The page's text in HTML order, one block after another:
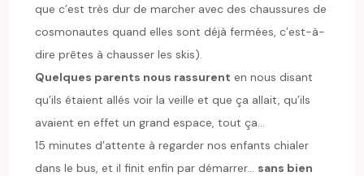
que c’est très dur de marcher avec des chaussures de
cosmonautes quand elles sont déjà fermées, c’est-à-
dire prêtes à chausser les skis).
Quelques parents nous rassurent en nous disant
qu’ils étaient allés voir la veille et que ça allait, qu’ils
avaient en effet un grand espace, tout ça…
15 minutes d’attente à regarder nos enfants chialer
dans le bus, et il finit enfin par démarrer… sans bien